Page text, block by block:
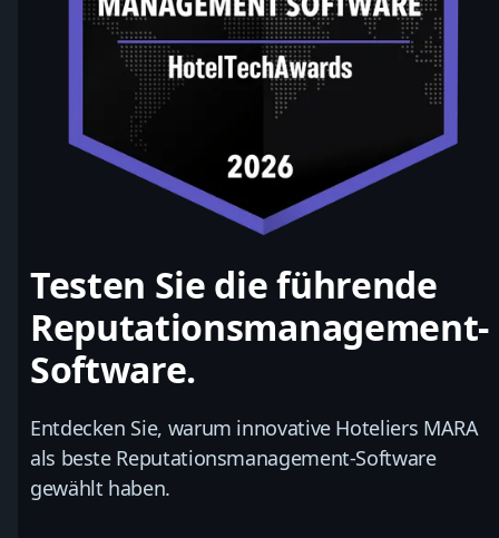
Testen Sie die führende
Reputationsmanagement-
Software.
Entdecken Sie, warum innovative Hoteliers MARA
als beste Reputationsmanagement-Software
gewählt haben.